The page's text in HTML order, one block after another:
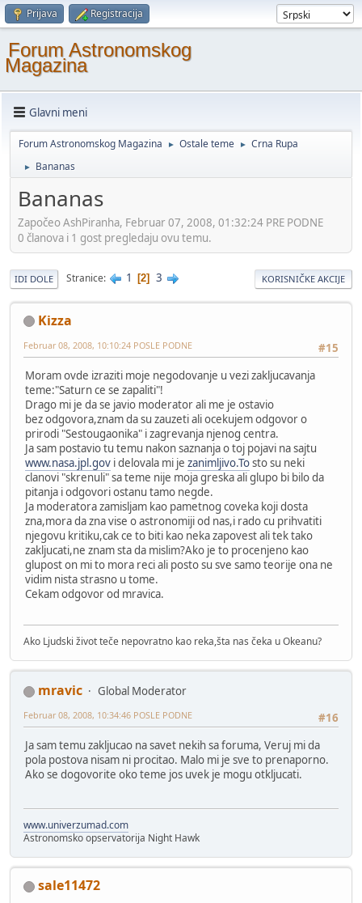
Prijava Registracija
Forum Astronomskog
Magazina
Glavni meni
Forum Astronomskog Magazina ► Ostale teme ► Crna Rupa
► Bananas
Bananas
Započeo AshPiranha, Februar 07, 2008, 01:32:24 PRE PODNE
0 članova i 1 gost pregledaju ovu temu.
IDI DOLE Stranice 1 2 3 KORISNIČKE AKCIJE
Kizza
#15
Februar 08, 2008, 10:10:24 POSLE PODNE
Moram ovde izraziti moje negodovanje u vezi zakljucavanja
teme:"Saturn ce se zapaliti"!
Drago mi je da se javio moderator ali me je ostavio
bez odgovora,znam da su zauzeti ali ocekujem odgovor o
prirodi "Sestougaonika" i zagrevanja njenog centra.
Ja sam postavio tu temu nakon saznanja o toj pojavi na sajtu
www.nasa.jpl.gov i delovala mi je zanimljivo.Tosto su neki
clanovi "skrenuli" sa teme nije moja greska ali glupo bi bilo da
pitanja i odgovori ostanu tamo negde.
Ja moderatora zamisljam kao pametnog coveka koji dosta
zna,mora da zna vise o astronomiji od nas,i rado cu prihvatiti
njegovu kritiku,cak ce to biti kao neka zapovest ali tek tako
zakljucati,ne znam sta da mislim?Ako je to procenjeno kao
glupost on mi to mora reci ali posto su sve samo teorije ona ne
vidim nista strasno u tome.
Cekam odgovor od mravica.
Ako Ljudski život teče nepovratno kao reka,šta nas čeka u Okeanu?
mravic
Global Moderator
#16
Februar 08, 2008, 10:34:46 POSLE PODNE
Ja sam temu zakljucao na savet nekih sa foruma, Veruj mi da
pola postova nisam ni procitao. Malo mi je sve to prenaporno.
Ako se dogovorite oko teme jos uvek je mogu otkljucati.
www.univerzumad.com
Astronomsko opservatorija Night Hawk
sale11472